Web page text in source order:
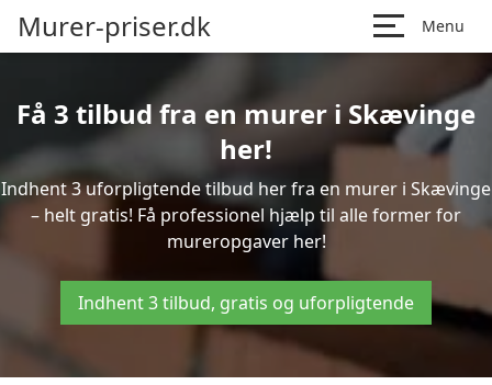
Murer-priser.dk Menu
Få 3 tilbud fra en murer i Skævinge
her!
Indhent 3 uforpligtende tilbud her fra en murer i Skævinge
– helt gratis! Få professionel hjælp til alle former for
mureropgaver her!
Indhent 3 tilbud, gratis og uforpligtende